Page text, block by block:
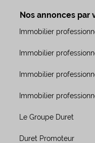
Nos annonces par
Immobilier
Immobilier
Immobilier
Immobilier
Le Groupe Duret
Duret Promoteur